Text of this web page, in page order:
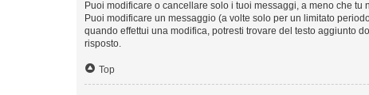
Puoi modificare o cancellare solo i tuoi messaggi, a meno che
Puoi modificare un messaggio (a volte solo per un limitato
quando effettui una modifica, potresti trovare del testo aggiunto
risposto.
Top